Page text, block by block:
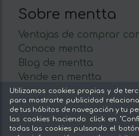
Sobre mentta
Ventajas de comprar
Conoce mentta
Blog de mentta
Vende en mentta
Fidelización
Preguntas frecuentes
Legal
Utilizamos cookies propias y de
para mostrarte publicidad
de tus hábitos de navegación y tu
las cookies haciendo click en
todas las cookies pulsando el